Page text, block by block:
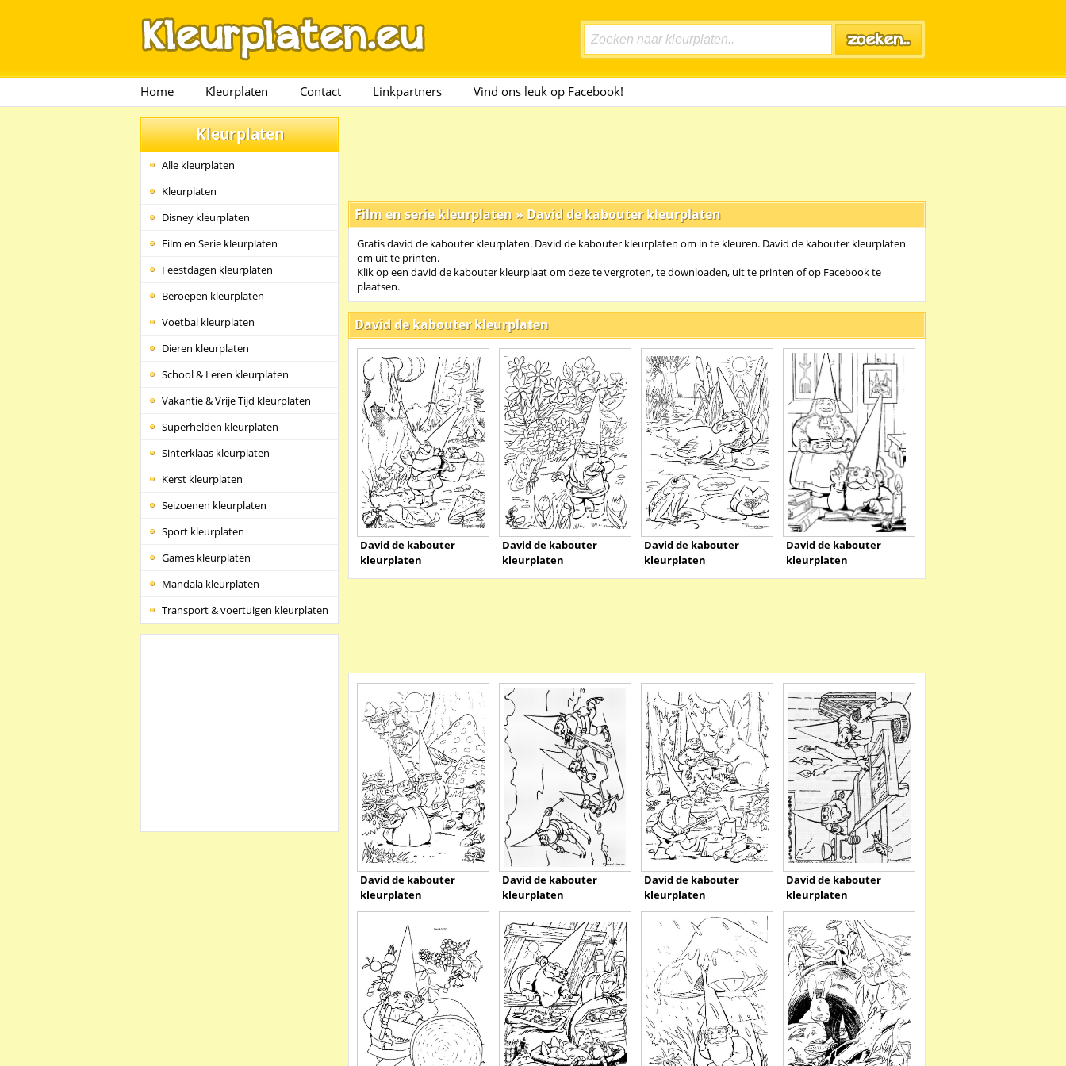
Home Kleurplaten Contact Linkpartners Vind ons leuk op Facebook!
Kleurplaten
Alle kleurplaten
Kleurplaten
Disney kleurplaten
Film en Serie kleurplaten
Feestdagen kleurplaten
Beroepen kleurplaten
Voetbal kleurplaten
Dieren kleurplaten
School & Leren kleurplaten
Vakantie & Vrije Tijd kleurplaten
Superhelden kleurplaten
Sinterklaas kleurplaten
Kerst kleurplaten
Seizoenen kleurplaten
Sport kleurplaten
Games kleurplaten
Mandala kleurplaten
Transport & voertuigen kleurplaten
Film en serie kleurplaten » David de kabouter kleurplaten
Gratis david de kabouter kleurplaten. David de kabouter kleurplaten om in te kleuren. David de kabouter kleurplaten
om uit te printen.
Klik op een david de kabouter kleurplaat om deze te vergroten, te downloaden, uit te printen of op Facebook te
plaatsen.
David de kabouter kleurplaten
David de kabouter
kleurplaten
David de kabouter
kleurplaten
David de kabouter
kleurplaten
David de kabouter
kleurplaten
David de kabouter
kleurplaten
David de kabouter
kleurplaten
David de kabouter
kleurplaten
David de kabouter
kleurplaten